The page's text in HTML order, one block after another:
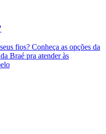
fios? Conheça as opções da
Braé pra atender às